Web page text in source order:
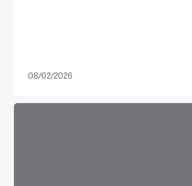
08/02/2026